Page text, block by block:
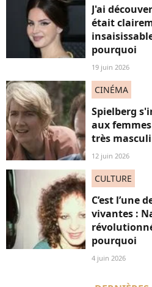
J'ai
était
pourquoi
19 juin 2026
CINÉMA
Spielberg
aux
très
12 juin 2026
CULTURE
C’est l’une
vivantes :
pourquoi
4 juin 2026